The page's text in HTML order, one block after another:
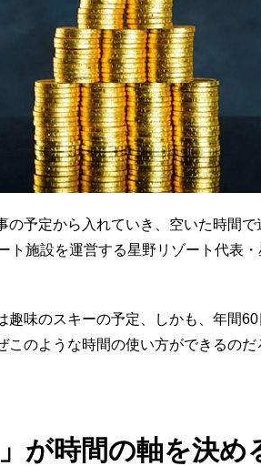
予定から入れていき、空いた時間で
ト施設を運営する星野リゾート代表・
味のスキーの予定、しかも、年間60
このような時間の使い方ができるのだ
が時間の軸を決め